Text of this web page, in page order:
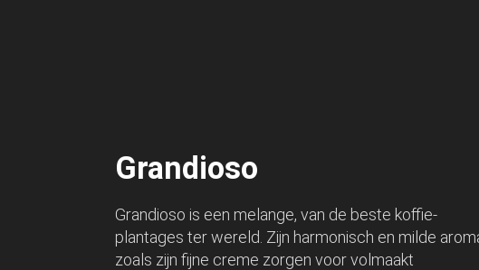
Grandioso
Grandioso is een melange, van de beste koffie-
plantages ter wereld. Zijn harmonisch en milde
zoals zijn fijne creme zorgen voor volmaakt